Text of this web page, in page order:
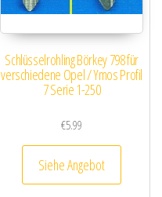
Schlüsselrohling Börkey 798 für
verschiedene Opel / Ymos Profil
7 Serie 1-250
€5.99
Siehe Angebot